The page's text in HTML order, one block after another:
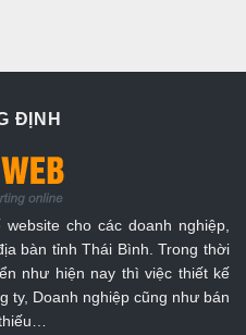
ĐỊNH
cho các doanh nghiệp,
bàn tỉnh Thái Bình. Trong thời
như hiện nay thì việc thiết kế
ty, Doanh nghiệp cũng như bán